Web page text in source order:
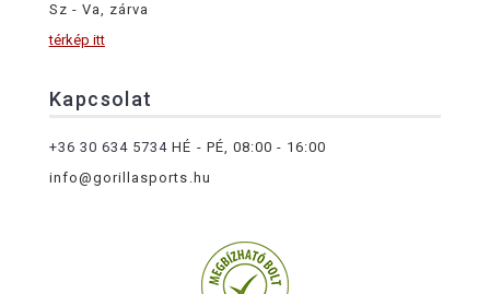
Sz - Va, zárva
térkép itt
Kapcsolat
+36 30 634 5734 HÉ - PÉ, 08:00 - 16:00
info@gorillasports.hu